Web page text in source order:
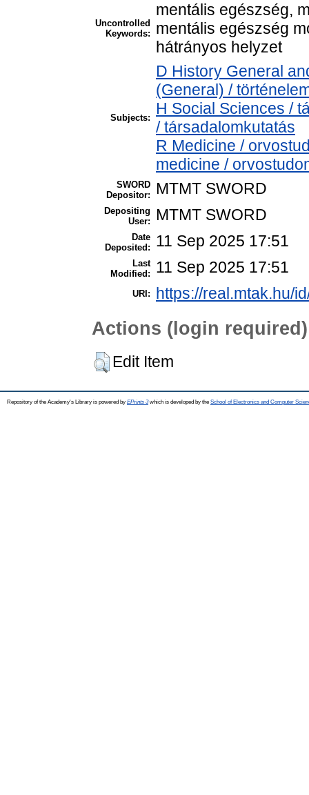
Uncontrolled
Keywords:
mentális egészség,
mentális egészség
hátrányos helyzet
Subjects:
D History General
(General) /
H Social Sciences /
/ társadalomkutatás
R Medicine /
medicine /
SWORD
Depositor:
MTMT SWORD
Depositing
User:
MTMT SWORD
Date
Deposited:
11 Sep 2025 17:51
Last
Modified:
11 Sep 2025 17:51
URI: https://real.mtak.hu/
Actions (login required)
Edit Item
Repository of the Academy's Library is powered by EPrints 3which is developed by the School of Electronics and Computer